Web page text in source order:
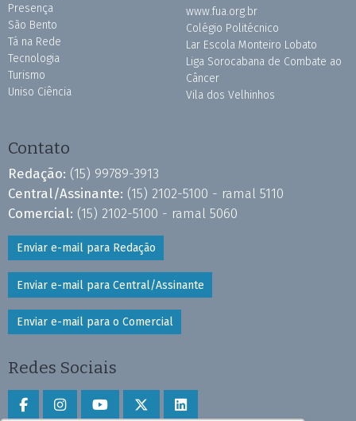
Presença
São Bento
Tá na Rede
Tecnologia
Turismo
Uniso Ciência
www.fua.org.br
Colégio Politécnico
Lar Escola Monteiro Lobato
Liga Sorocabana de Combate ao
Câncer
Vila dos Velhinhos
Contato
Redação: (15) 99789-3913
Central/Assinante: (15) 2102-5100 - ramal 5110
Comercial: (15) 2102-5100 - ramal 5060
Enviar e-mail para Redação
Enviar e-mail para Central/Assinante
Enviar e-mail para o Comercial
Redes Sociais